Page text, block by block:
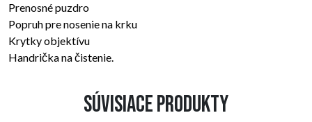
Prenosné puzdro
Popruh pre nosenie na krku
Krytky objektívu
Handrička na čistenie.
Súvisiace produkty